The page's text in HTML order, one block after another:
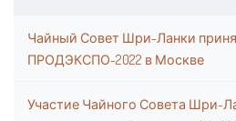
Чайный Совет Шри-Ланки
ПРОДЭКСПО-2022 в Москве
Участие Чайного Совета Шри-